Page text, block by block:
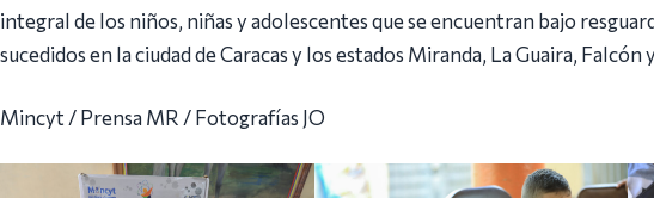
integral de los niños, niñas y adolescentes que se encuentran bajo
sucedidos en la ciudad de Caracas y los estados Miranda, La Guaira, Falcón
Mincyt / Prensa MR / Fotografías JO